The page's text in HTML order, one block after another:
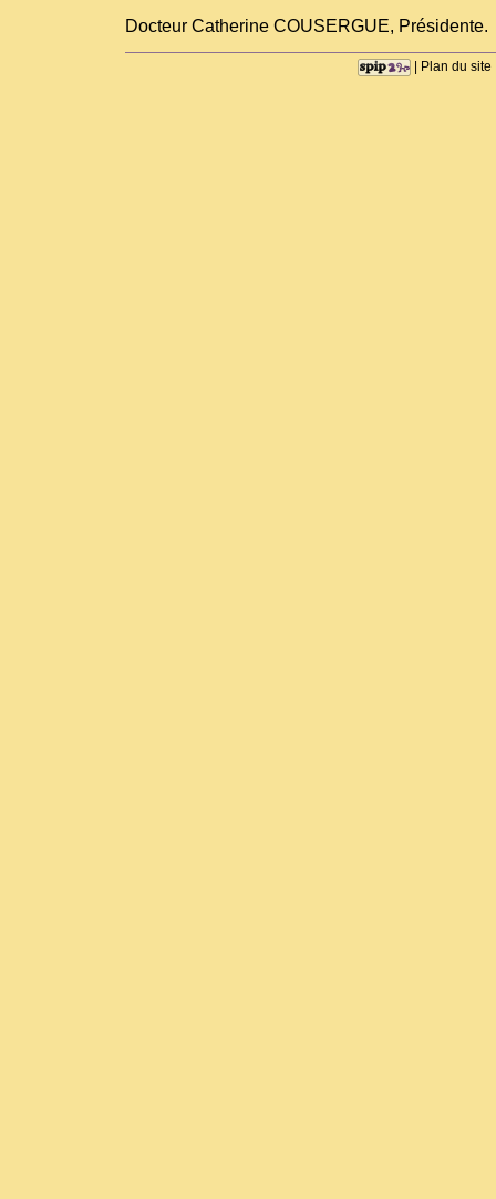
Docteur Catherine COUSERGUE, Présidente.
| Plan du site